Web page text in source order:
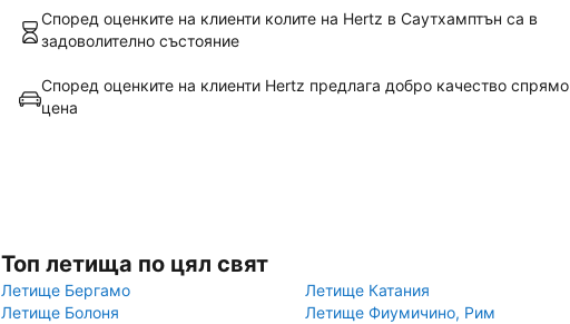
Според оценките на клиенти колите на Hertz в Саутхамптън са в
задоволително състояние
Според оценките на клиенти Hertz предлага добро качество спрямо
цена
Топ летища по цял свят
Летище Бергамо
Летище Катания
Летище Болоня
Летище Фиумичино, Рим